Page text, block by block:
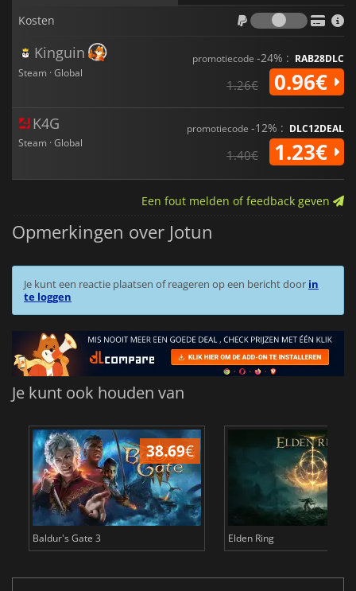
Kosten
Kosten
Kinguin
Steam · Global
promotiecode -24% : RAB28DLC
1.26€ 0.96€
K4G
Steam · Global
promotiecode -12% : DLC12DEAL
1.40€ 1.23€
Een fout melden of feedback geven
Opmerkingen over Jotun
Je kunt een reactie plaatsen of reageren op een bericht door in
te loggen
Je kunt ook houden van
38.69€
Baldur's Gate 3 Elden Ring